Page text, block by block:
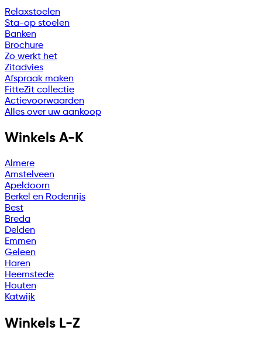
Relaxstoelen
Sta-op stoelen
Banken
Brochure
Zo werkt het
Zitadvies
Afspraak maken
FitteZit collectie
Actievoorwaarden
Alles over uw aankoop
Winkels A-K
Almere
Amstelveen
Apeldoorn
Berkel en Rodenrijs
Best
Breda
Delden
Emmen
Geleen
Haren
Heemstede
Houten
Katwijk
Winkels L-Z